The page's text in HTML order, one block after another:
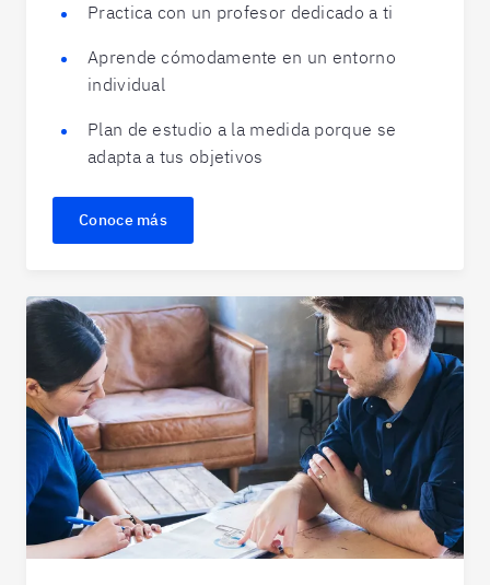
Practica con un profesor dedicado a ti
Aprende cómodamente en un entorno
individual
Plan de estudio a la medida porque se
adapta a tus objetivos
Conoce más